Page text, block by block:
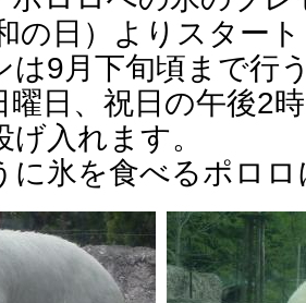
の日）よりスター
9月下旬頃まで行
日、祝日の午後2
入れます。
氷を食べるポロロ